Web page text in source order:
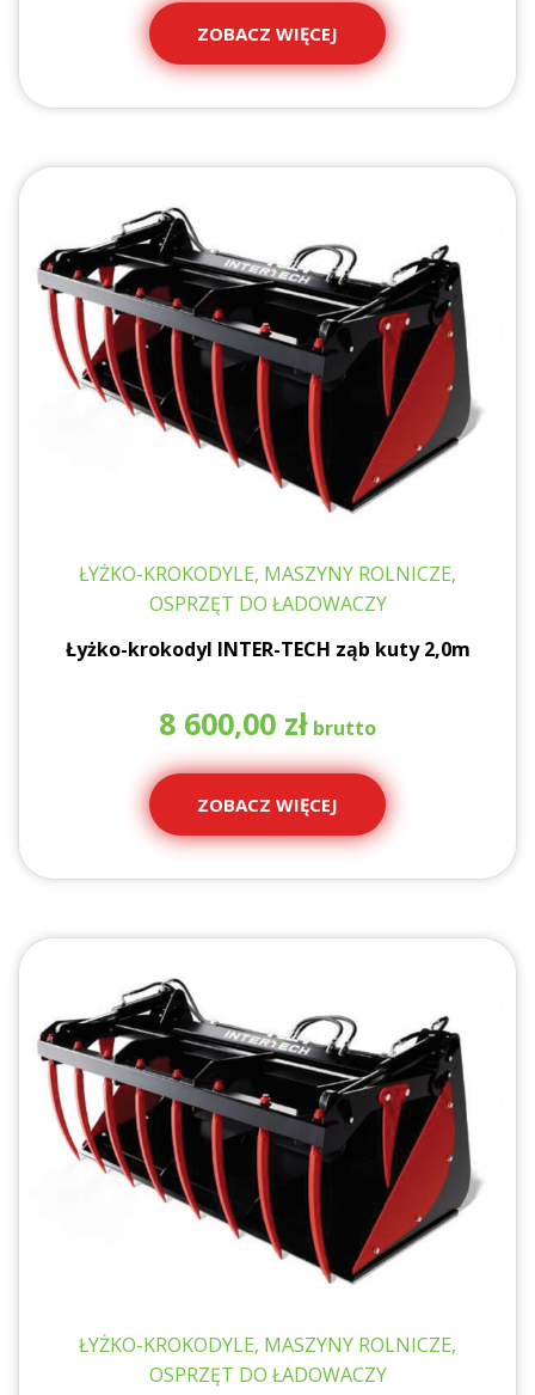
ZOBACZ WIĘCEJ
ŁYŻKO-KROKODYLE, MASZYNY ROLNICZE,
OSPRZĘT DO ŁADOWACZY
Łyżko-krokodyl INTER-TECH ząb kuty 2,0m
8 600,00 zł
ZOBACZ WIĘCEJ
ŁYŻKO-KROKODYLE, MASZYNY ROLNICZE,
OSPRZĘT DO ŁADOWACZY